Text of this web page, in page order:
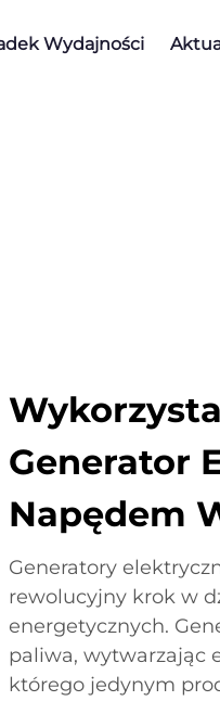
Wydajności
Generator
Napędem
Generatory
rewolucyjny krok w
energetycznych.
paliwa, wytwarzając
którego jedynym